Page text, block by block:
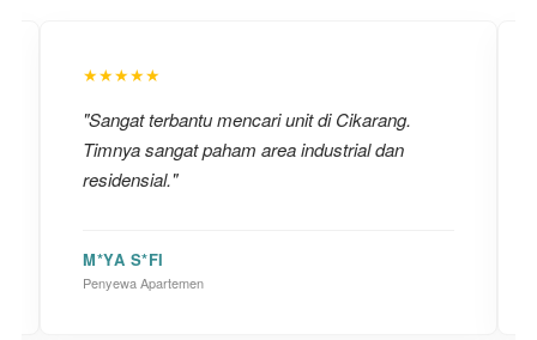
★★★★★
"Sangat terbantu mencari unit di Cikarang.
Timnya sangat paham area industrial dan
residensial."
M*YA S*FI
Penyewa Apartemen